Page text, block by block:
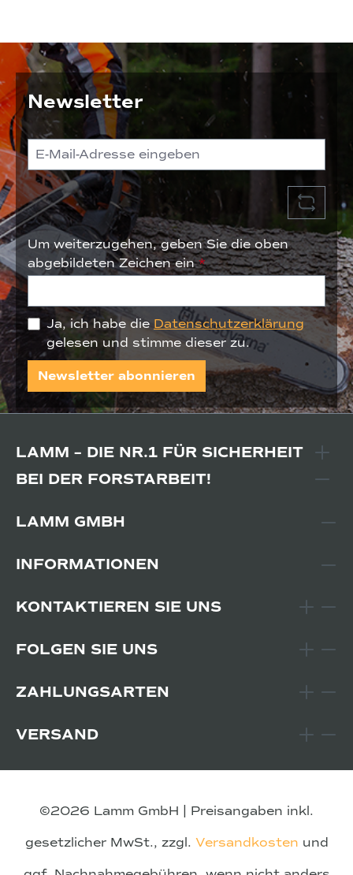
Newsletter
Um weiterzugehen, geben Sie die oben
abgebildeten Zeichen ein*
Ja, ich habe die Datenschutzerklärung
gelesen und stimme dieser zu.
Newsletter abonnieren
LAMM – DIE NR.1 FÜR SICHERHEIT
BEI DER FORSTARBEIT!
LAMM GMBH
INFORMATIONEN
KONTAKTIEREN SIE UNS
FOLGEN SIE UNS
ZAHLUNGSARTEN
VERSAND
©2026 Lamm GmbH | Preisangaben inkl.
gesetzlicher MwSt., zzgl. Versandkosten und